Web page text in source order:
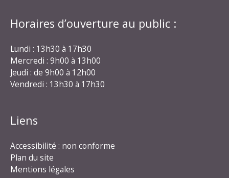
Horaires d’ouverture au public :
Lundi : 13h30 à 17h30
Mercredi : 9h00 à 13h00
Jeudi : de 9h00 à 12h00
Vendredi : 13h30 à 17h30
Liens
Accessibilité : non conforme
Plan du site
Mentions légales